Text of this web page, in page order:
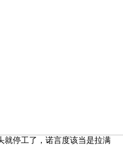
就停工了，诺言度该当是拉满